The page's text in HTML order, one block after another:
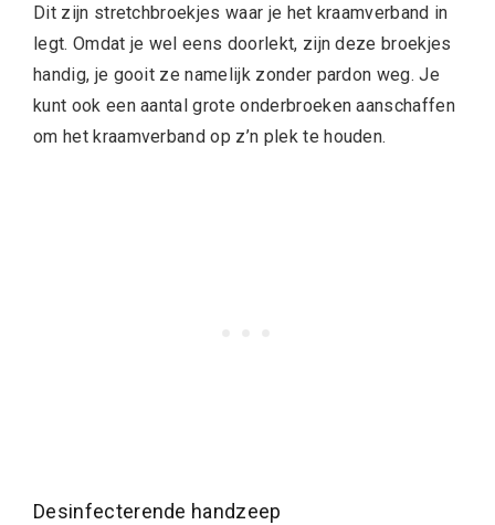
Dit zijn stretchbroekjes waar je het kraamverband in
legt. Omdat je wel eens doorlekt, zijn deze broekjes
handig, je gooit ze namelijk zonder pardon weg. Je
kunt ook een aantal grote onderbroeken aanschaffen
om het kraamverband op z’n plek te houden.
Desinfecterende handzeep